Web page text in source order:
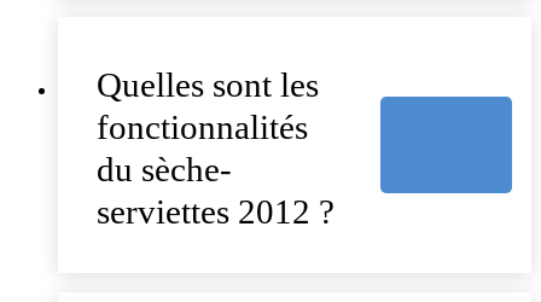
Quelles sont les
fonctionnalités
du sèche-
serviettes 2012 ?